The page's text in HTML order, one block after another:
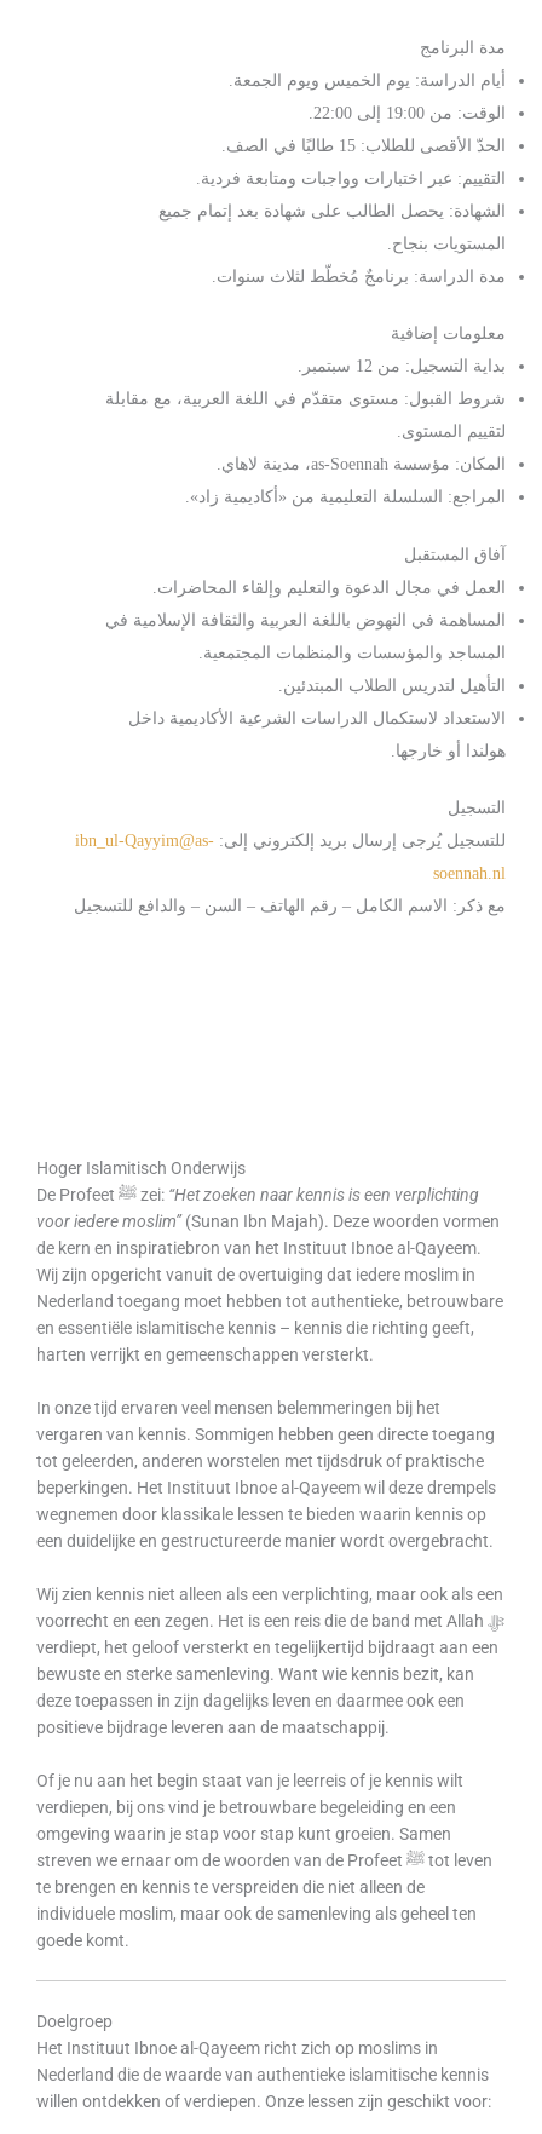
مدة البرنامج
أيام الدراسة: يوم الخميس ويوم الجمعة.
الوقت: من 19:00 إلى 22:00.
الحدّ الأقصى للطلاب: 15 طالبًا في الصف.
التقييم: عبر اختبارات وواجبات ومتابعة فردية.
الشهادة: يحصل الطالب على شهادة بعد إتمام جميع
المستويات بنجاح.
مدة الدراسة: برنامجٌ مُخطّط لثلاث سنوات.
معلومات إضافية
بداية التسجيل: من 12 سبتمبر.
شروط القبول: مستوى متقدّم في اللغة العربية، مع مقابلة
لتقييم المستوى.
المكان: مؤسسة as-Soennah، مدينة لاهاي.
المراجع: السلسلة التعليمية من «أكاديمية زاد».
آفاق المستقبل
العمل في مجال الدعوة والتعليم وإلقاء المحاضرات.
المساهمة في النهوض باللغة العربية والثقافة الإسلامية في
المساجد والمؤسسات والمنظمات المجتمعية.
التأهيل لتدريس الطلاب المبتدئين.
الاستعداد لاستكمال الدراسات الشرعية الأكاديمية داخل
هولندا أو خارجها.
التسجيل
للتسجيل يُرجى إرسال بريد إلكتروني إلى: ibn_ul-Qayyim@as-
soennah.nl
مع ذكر: الاسم الكامل – رقم الهاتف – السن – والدافع للتسجيل
Hoger Islamitisch Onderwijs
De Profeet ﷺ zei: “Het zoeken naar kennis is een verplichting
voor iedere moslim”(Sunan Ibn Majah). Deze woorden vormen
de kern en inspiratiebron van het Instituut Ibnoe al-Qayeem.
Wij zijn opgericht vanuit de overtuiging dat iedere moslim in
Nederland toegang moet hebben tot authentieke, betrouwbare
en essentiële islamitische kennis – kennis die richting geeft,
harten verrijkt en gemeenschappen versterkt.
In onze tijd ervaren veel mensen belemmeringen bij het
vergaren van kennis. Sommigen hebben geen directe toegang
tot geleerden, anderen worstelen met tijdsdruk of praktische
beperkingen. Het Instituut Ibnoe al-Qayeem wil deze drempels
wegnemen door klassikale lessen te bieden waarin kennis op
een duidelijke en gestructureerde manier wordt overgebracht.
Wij zien kennis niet alleen als een verplichting, maar ook als een
voorrecht en een zegen. Het is een reis die de band met Allah ﷻ
verdiept, het geloof versterkt en tegelijkertijd bijdraagt aan een
bewuste en sterke samenleving. Want wie kennis bezit, kan
deze toepassen in zijn dagelijks leven en daarmee ook een
positieve bijdrage leveren aan de maatschappij.
Of je nu aan het begin staat van je leerreis of je kennis wilt
verdiepen, bij ons vind je betrouwbare begeleiding en een
omgeving waarin je stap voor stap kunt groeien. Samen
streven we ernaar om de woorden van de Profeet ﷺ tot leven
te brengen en kennis te verspreiden die niet alleen de
individuele moslim, maar ook de samenleving als geheel ten
goede komt.
Doelgroep
Het Instituut Ibnoe al-Qayeem richt zich op moslims in
Nederland die de waarde van authentieke islamitische kennis
willen ontdekken of verdiepen. Onze lessen zijn geschikt voor: